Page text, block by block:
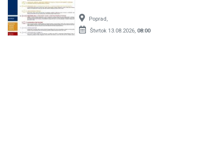
Poprad,
Štvrtok 13.08.2026, 08:00